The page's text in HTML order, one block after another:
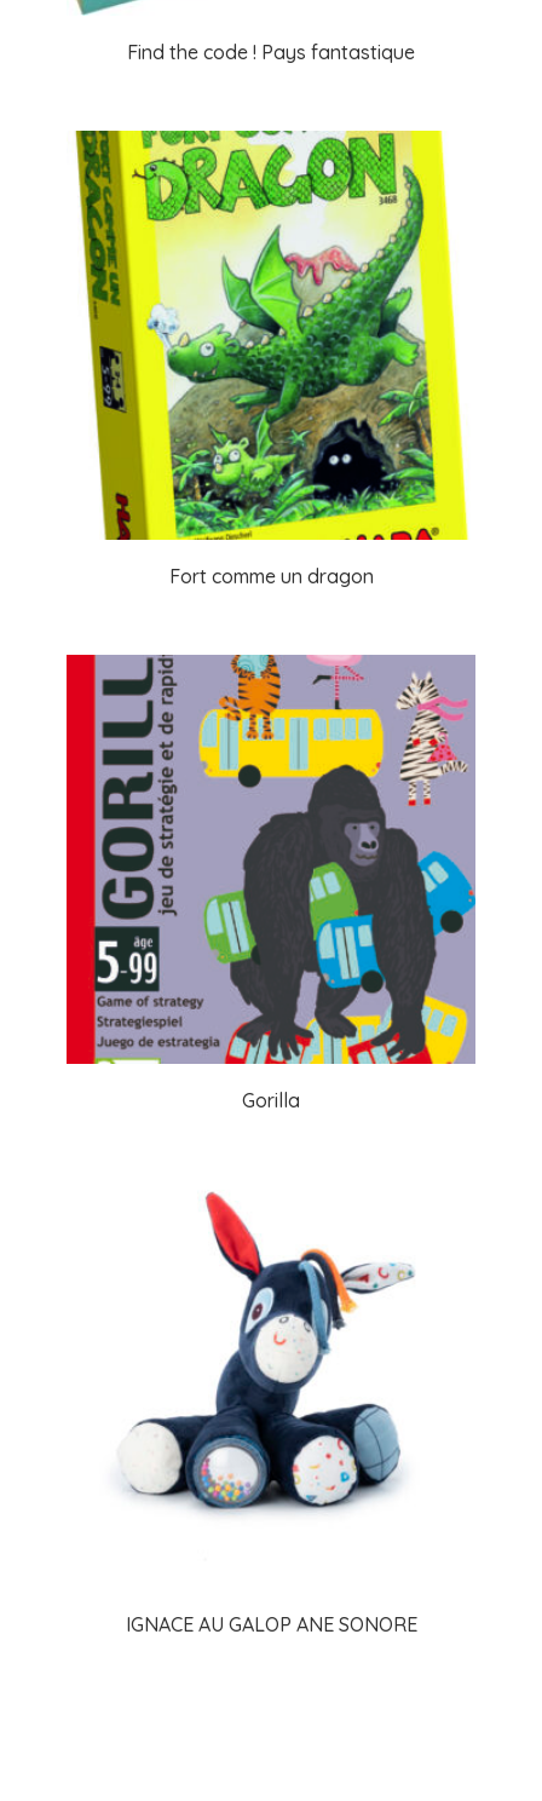
Find the code ! Pays fantastique
Fort comme un dragon
Gorilla
IGNACE AU GALOP ANE SONORE